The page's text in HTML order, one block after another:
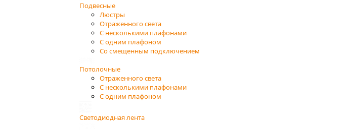
Подвесные
Люстры
Отраженного света
С несколькими плафонами
С одним плафоном
Со смещенным подключением
Потолочные
Отраженного света
С несколькими плафонами
С одним плафоном
Светодиодная лента